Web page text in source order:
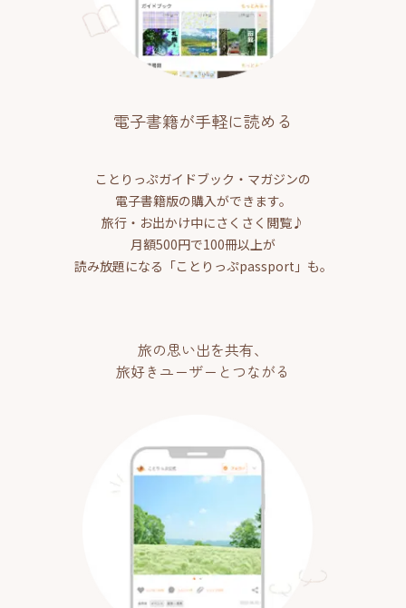
電子書籍が手軽に読める
ことりっぷガイドブック・マガジンの
電子書籍版の購入ができます。
旅行・お出かけ中にさくさく閲覧♪
月額500円で100冊以上が
読み放題になる「ことりっぷpassport」も。
旅の思い出を共有、
旅好きユーザーとつながる